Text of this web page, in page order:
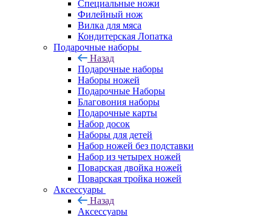
Специальные ножи
Филейный нож
Вилка для мяса
Кондитерская Лопатка
Подарочные наборы
Назад
Подарочные наборы
Наборы ножей
Подарочные Наборы
Благовония наборы
Подарочные карты
Набор досок
Наборы для детей
Набор ножей без подставки
Набор из четырех ножей
Поварская двойка ножей
Поварская тройка ножей
Аксессуары
Назад
Аксессуары